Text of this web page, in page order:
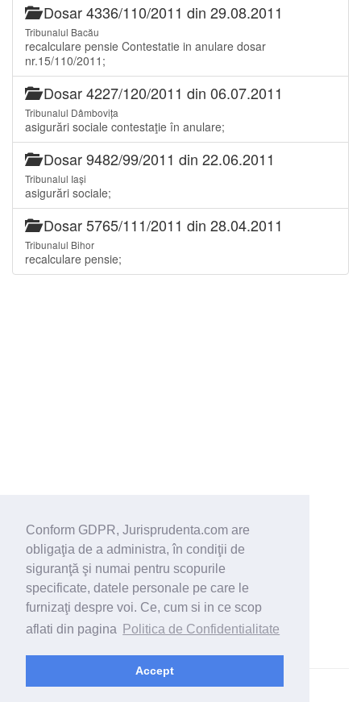
Conform GDPR, Jurisprudenta.com are
obligaţia de a administra, în condiţii de
siguranţă şi numai pentru scopurile
specificate, datele personale pe care le
furnizaţi despre voi. Ce, cum si in ce scop
aflati din pagina
Politica de Confidentialitate
Accept
Dosar 4336/110/2011 din 29.08.2011
Tribunalul Bacău
recalculare pensie Contestatie in anulare dosar
nr.15/110/2011;
Dosar 4227/120/2011 din 06.07.2011
Tribunalul Dâmbovița
asigurări sociale contestaţie în anulare;
Dosar 9482/99/2011 din 22.06.2011
Tribunalul Iași
asigurări sociale;
Dosar 5765/111/2011 din 28.04.2011
Tribunalul Bihor
recalculare pensie;